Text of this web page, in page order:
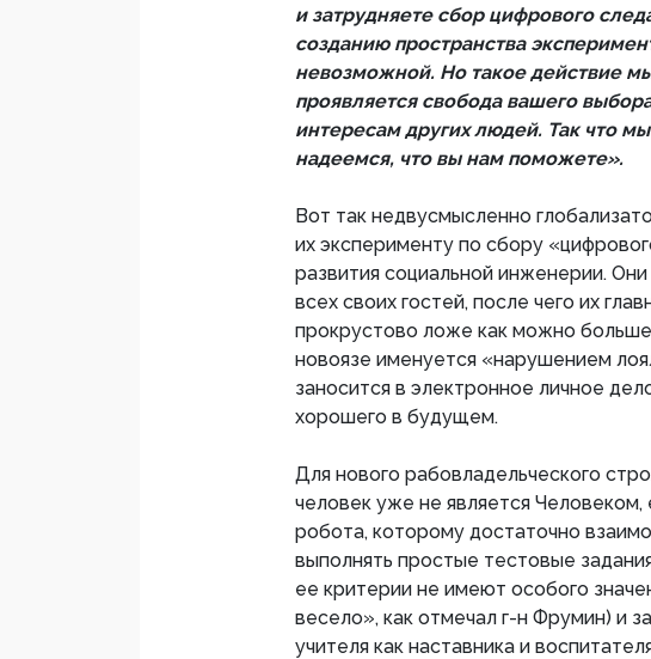
и затрудняете сбор цифрового
созданию пространства
невозможной. Но такое действие
проявляется свобода вашего
интересам других людей. Так что
надеемся, что вы нам поможете».
Вот так недвусмысленно
их эксперименту по сбору
развития социальной инженерии.
всех своих гостей, после чего их
прокрустово ложе как можно больше
новоязе именуется «нарушением
заносится в электронное личное
хорошего в будущем.
Для нового рабовладельческого
человек уже не является Человеком,
робота, которому достаточно
выполнять простые тестовые
ее критерии не имеют особого
весело», как отмечал г-н Фрумин) и
учителя как наставника и